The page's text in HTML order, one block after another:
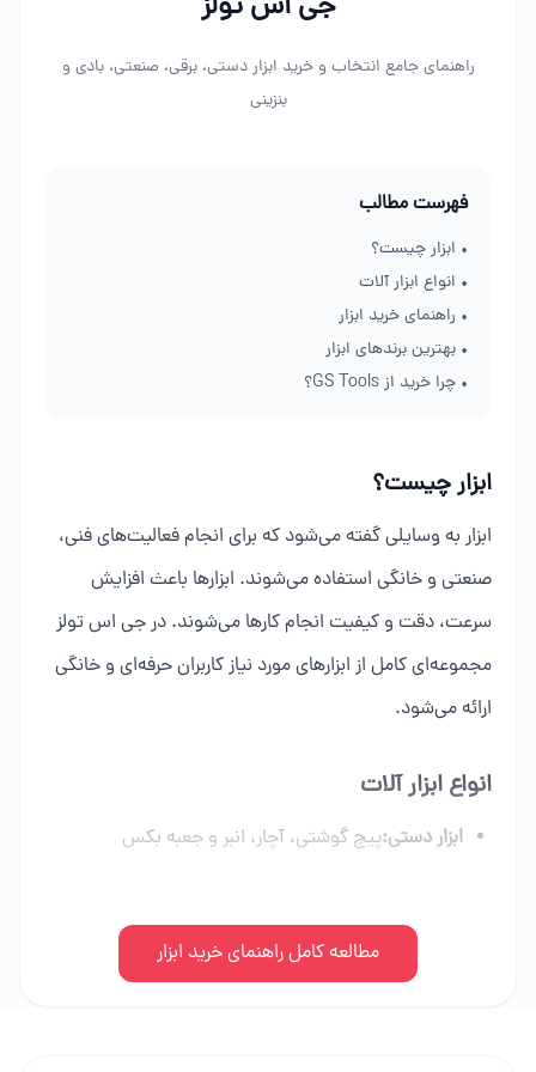
راهنمای جامع انتخاب و خرید ابزار دستی، برقی، صنعتی، بادی و
بنزینی
فهرست مطالب
• ابزار چیست؟
• انواع ابزار آلات
• راهنمای خرید ابزار
• بهترین برندهای ابزار
• چرا خرید از GS Tools؟
ابزار چیست؟
ابزار به وسایلی گفته می‌شود که برای انجام فعالیت‌های فنی،
صنعتی و خانگی استفاده می‌شوند. ابزارها باعث افزایش
سرعت، دقت و کیفیت انجام کارها می‌شوند. در جی اس تولز
مجموعه‌ای کامل از ابزارهای مورد نیاز کاربران حرفه‌ای و خانگی
ارائه می‌شود.
انواع ابزار آلات
ابزار دستی:پیچ گوشتی، آچار، انبر و جعبه بکس
کمپرسور، میخکوب و تجهیزات پنوماتیک
مطالعه کامل راهنمای خرید ابزار